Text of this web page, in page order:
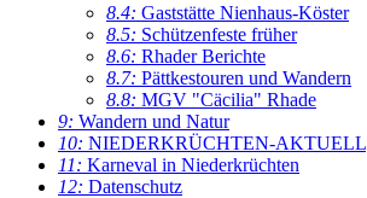
8.4: Gaststätte Nienhaus-Köster
8.5: Schützenfeste früher
8.6: Rhader Berichte
8.7: Pättkestouren und Wandern
8.8: MGV "Cäcilia" Rhade
9: Wandern und Natur
10: NIEDERKRÜCHTEN-AKTUELL
11: Karneval in Niederkrüchten
12: Datenschutz